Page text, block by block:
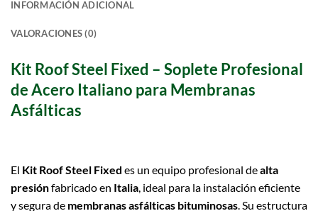
INFORMACIÓN ADICIONAL
VALORACIONES (0)
Kit Roof Steel Fixed – Soplete Profesional
de Acero Italiano para Membranas
Asfálticas
El Kit Roof Steel Fixed es un equipo profesional dealta
presiónfabricado en Italia, ideal para la instalación eficiente
y segura de membranas asfálticas bituminosas. Su estructura